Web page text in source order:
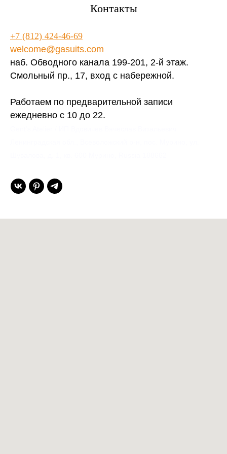
Контакты
+7 (812) 424-46-69
welcome@gasuits.com
наб. Обводного канала 199-201, 2-й этаж.
Смольный пр., 17, вход с набережной.
Работаем по предварительной записи
ежедневно с 10 до 22.